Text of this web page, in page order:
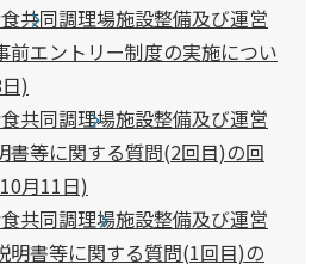
共同調理場施設整備及び運営
前エントリー制度の実施につい
)
共同調理場施設整備及び運営
書等に関する質問(2回目)の回
月11日)
共同調理場施設整備及び運営
明書等に関する質問(1回目)の